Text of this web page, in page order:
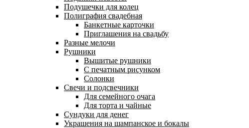
Подушечки для колец
Полиграфия свадебная
Банкетные карточки
Приглашения на свадьбу
Разные мелочи
Рушники
Вышитые рушники
С печатным рисунком
Солонки
Свечи и подсвечники
Для семейного очага
Для торта и чайные
Сундуки для денег
Украшения на шампанское и бокалы